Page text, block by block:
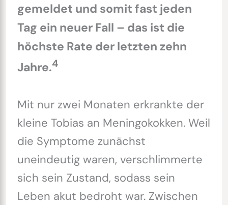
gemeldet und somit fast jeden
Tag ein neuer Fall – das ist die
höchste Rate der letzten zehn
Jahre.4
Mit nur zwei Monaten erkrankte der
kleine Tobias an Meningokokken. Weil
die Symptome zunächst
uneindeutig waren, verschlimmerte
sich sein Zustand, sodass sein
Leben akut bedroht war. Zwischen